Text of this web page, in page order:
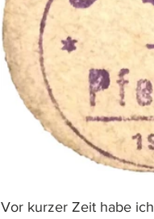
Vor kurzer Zeit habe